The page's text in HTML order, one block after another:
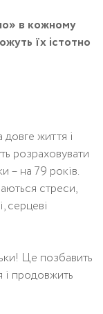
в кожному
їх істотно
життя і
розраховувати
– на 79 років.
стреси,
серцеві
Це позбавить
і продовжить